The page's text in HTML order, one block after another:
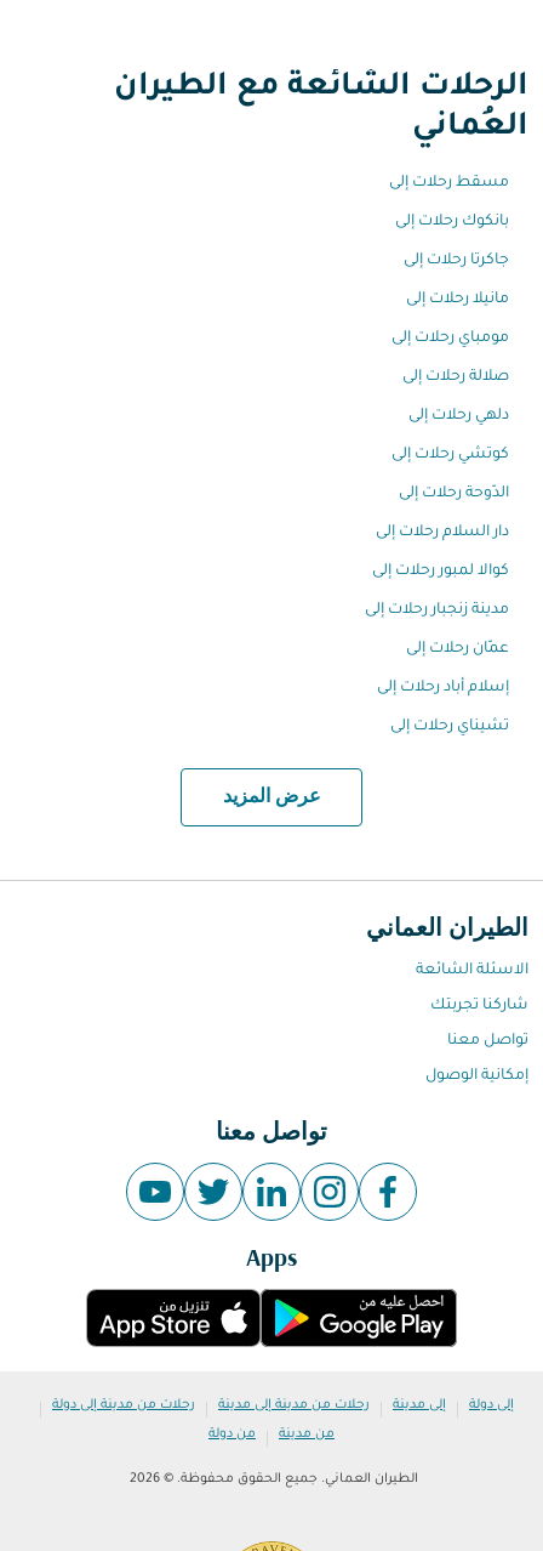
الرحلات الشائعة مع الطيران
العُماني
مسقط رحلات إلى
بانكوك رحلات إلى
جاكرتا رحلات إلى
مانيلا رحلات إلى
مومباي رحلات إلى
صلالة رحلات إلى
دلهي رحلات إلى
كوتشي رحلات إلى
الدّوحة رحلات إلى
دار السلام رحلات إلى
كوالا لمبور رحلات إلى
مدينة زنجبار رحلات إلى
عمّان رحلات إلى
إسلام أباد رحلات إلى
تشيناي رحلات إلى
عرض المزيد
الطيران العماني
الاسئلة الشائعة
شاركنا تجربتك
تواصل معنا
إمكانية الوصول
تواصل معنا
Apps
إلى دولة | إلى مدينة | رحلات من مدينة إلى مدينة | رحلات من مدينة إلى دولة |
من مدينة | من دولة
الطيران العماني. جميع الحقوق محفوظة. © 2026